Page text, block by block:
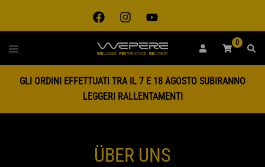
0
GLI ORDINI EFFETTUATI TRA IL 7 E 18 AGOSTO SUBIRANNO
LEGGERI RALLENTAMENTI
ÜBER UNS